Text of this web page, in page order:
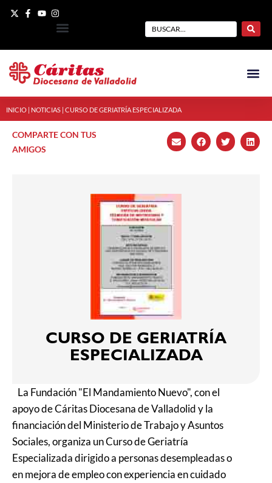
INICIO NOTICIAS CURSO DE GERIATRÍA ESPECIALIZADA
COMPARTE CON TUS
AMIGOS
CURSO DE GERIATRÍA
ESPECIALIZADA
La Fundación "El Mandamiento Nuevo", con el
apoyo de Cáritas Diocesana de Valladolid y la
financiación del Ministerio de Trabajo y Asuntos
Sociales, organiza un Curso de Geriatría
Especializada dirigido a personas desempleadas o
en mejora de empleo con experiencia en cuidado